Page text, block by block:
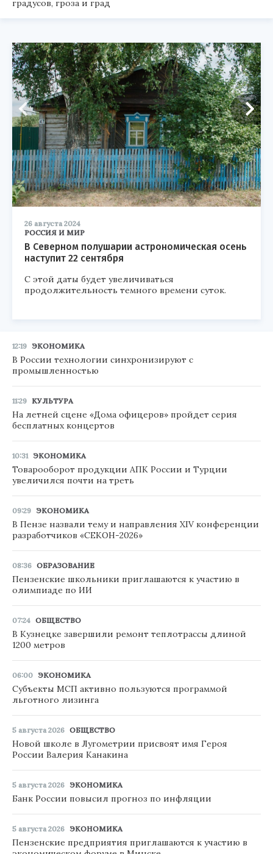
градусов, гроза и град
26 августа 2024
РОССИЯ И МИР
В Северном полушарии астрономическая осень
наступит 22 сентября
С этой даты будет увеличиваться
продолжительность темного времени суток.
12:19 ЭКОНОМИКА
В России технологии синхронизируют с
промышленностью
11:29 КУЛЬТУРА
На летней сцене «Дома офицеров» пройдет серия
бесплатных концертов
10:31 ЭКОНОМИКА
Товарооборот продукции АПК России и Турции
увеличился почти на треть
09:29 ЭКОНОМИКА
В Пензе назвали тему и направления XIV конференции
разработчиков «СЕКОН-2026»
08:36 ОБРАЗОВАНИЕ
Пензенские школьники приглашаются к участию в
олимпиаде по ИИ
07:24 ОБЩЕСТВО
В Кузнецке завершили ремонт теплотрассы длиной
1200 метров
06:00 ЭКОНОМИКА
Субъекты МСП активно пользуются программой
льготного лизинга
5 августа 2026 ОБЩЕСТВО
Новой школе в Лугометрии присвоят имя Героя
России Валерия Канакина
5 августа 2026 ЭКОНОМИКА
Банк России повысил прогноз по инфляции
5 августа 2026 ЭКОНОМИКА
Пензенские предприятия приглашаются к участию в